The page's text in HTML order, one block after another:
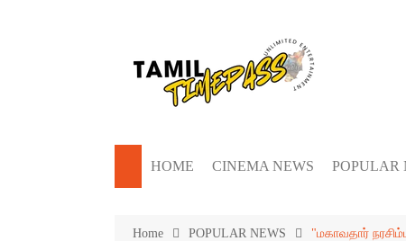
HOME CINEMA NEWS POPULAR
Home POPULAR NEWS "மகாவதார்